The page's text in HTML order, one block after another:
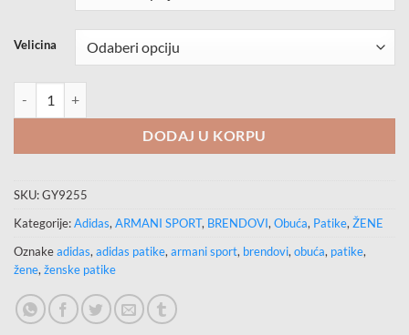
Velicina
DODAJ U KORPU
SKU:GY9255
Kategorije:Adidas, ARMANI SPORT, BRENDOVI, Obuća, Patike, ŽENE
Oznakeadidas, adidas patike, armani sport, brendovi, obuća, patike,
žene, ženske patike